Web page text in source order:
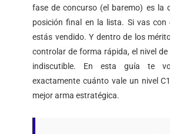
fase de concurso (el baremo) es la
posición final en la lista. Si vas con
estás vendido. Y dentro de los
controlar de forma rápida, el nivel de
indiscutible. En esta guía te
exactamente cuánto vale un nivel
mejor arma estratégica.